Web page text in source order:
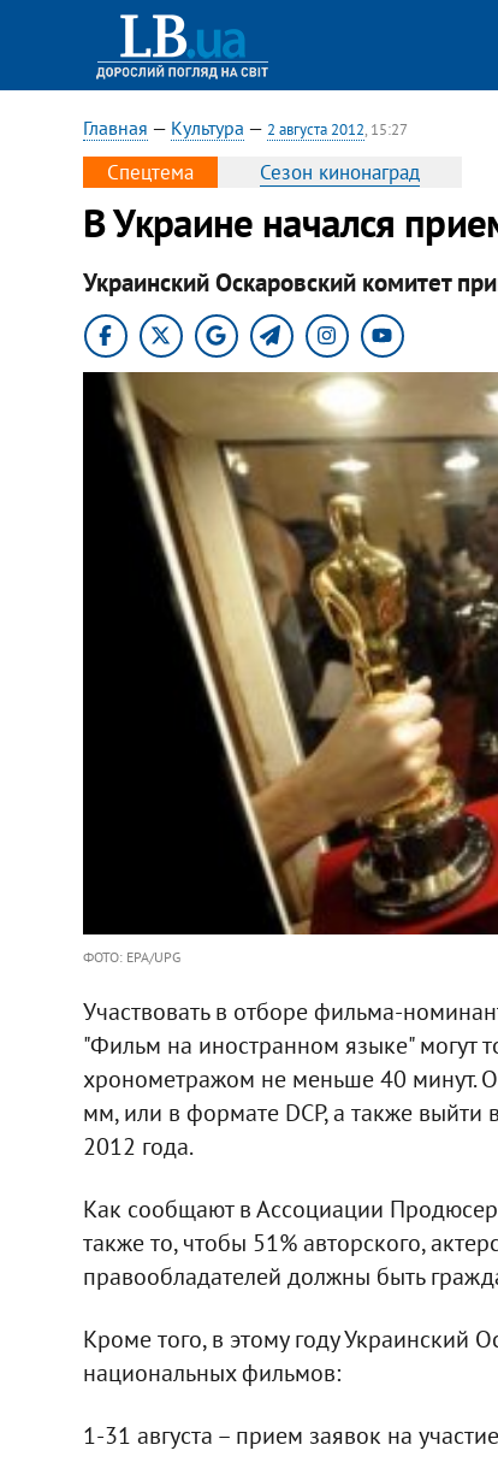
Главная — Культура — 2 августа 2012, 15:27
Спецтема Сезон кинонаград
В Украине начался
Украинский Оскаровский комитет
ФОТО: EPA/UPG
Участвовать в отборе фильма-
"Фильм на иностранном языке" могут
хронометражом не меньше 40 минут.
мм, или в формате DCP, а также выйти
2012 года.
Как сообщают в Ассоциации
также то, чтобы 51% авторского,
правообладателей должны быть
Кроме того, в этому году Украинский
национальных фильмов:
1-31 августа – прием заявок на